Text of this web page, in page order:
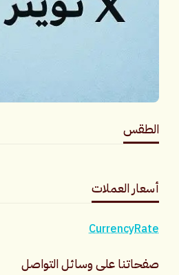
الطقس
أسعار العملات
CurrencyRate
صفحاتنا على وسائل التواصل